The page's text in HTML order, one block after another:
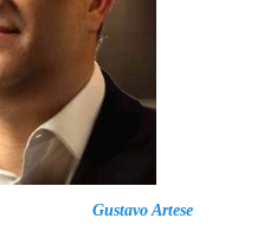
Gustavo Artese